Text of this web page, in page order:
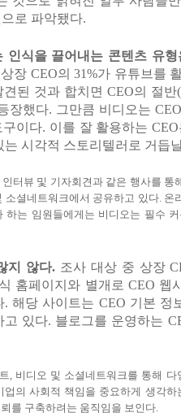
로 파악됐다.
인식을 끌어내는 콘텐츠 유
장 CEO의 31%가 유튜브를
된 것과 합치면 CEO의 절반(
장했다. 그만큼 비디오는
구이다. 이를 잘 활용하는 CEO
시각적 스토리텔러로 거듭
인터뷰 및 기자회견과 같은 행사를 통
소셜네트워크에서 공유하고 있다. 온
하는 임원들에게는 비디오는 필수
지 않다. 조사 대상 중 상장
홈페이지와 별개로 CEO 웹
.해당 사이트는 CEO 기본 정
고 있다. 블로그를 운영하는
비디오 및 소셜네트워크를 통해 다
업의 사회적 책임을 중요하게 생각하
를 구축하려는 움직임을 보인다